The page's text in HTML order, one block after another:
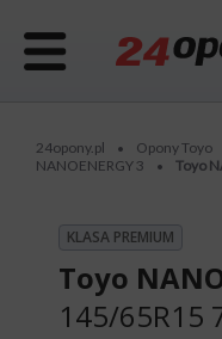
24opony.pl • Opony Toyo
NANOENERGY 3
• Toyo
KLASA PREMIUM
Toyo
145/65R15